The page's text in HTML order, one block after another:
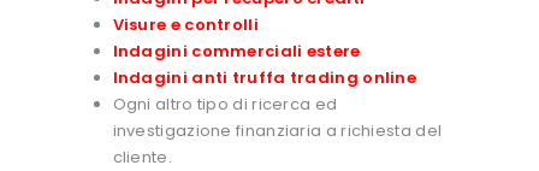
Visure e controlli
Indagini commerciali estere
Indagini anti truffa trading online
Ogni altro tipo di ricerca ed
investigazione finanziaria a richiesta del
cliente.